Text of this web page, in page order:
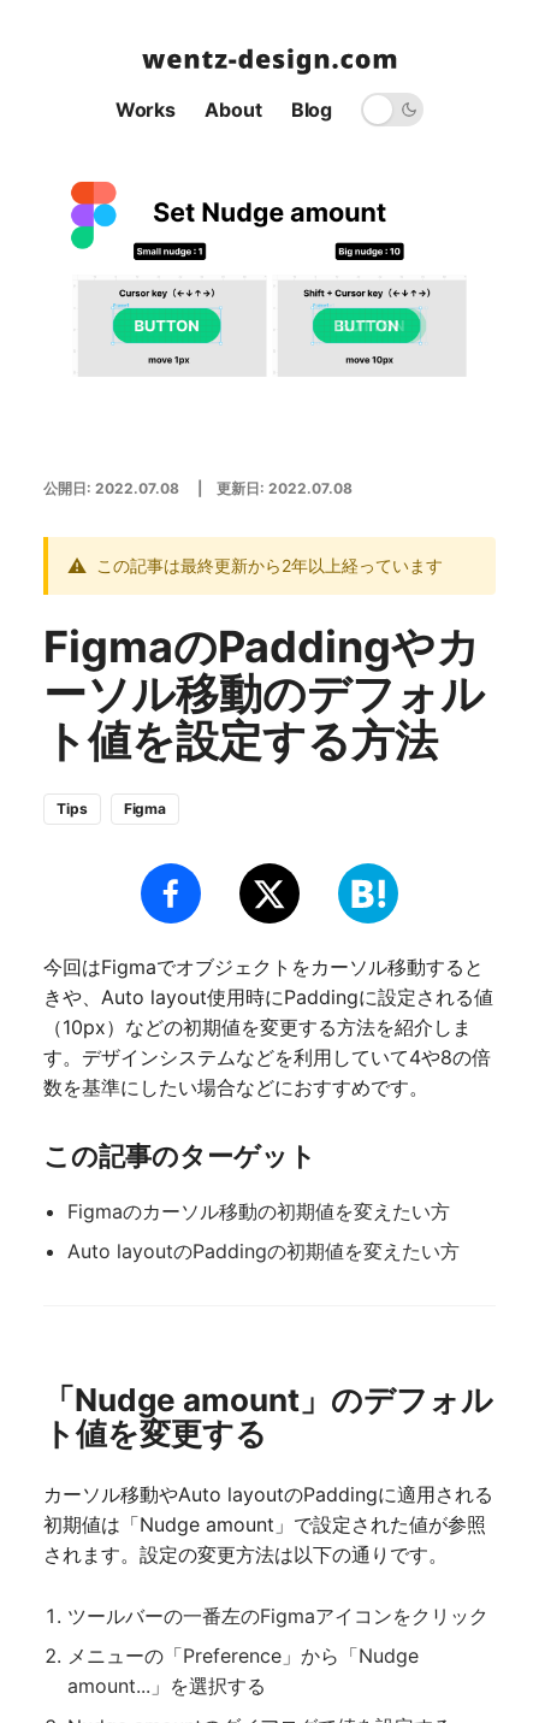
Works About Blog
公開日: 2022.07.08 | 更新日: 2022.07.08
この記事は最終更新から2年以上経っています
FigmaのPaddingやカ
ーソル移動のデフォル
ト値を設定する方法
Tips Figma
今回はFigmaでオブジェクトをカーソル移動すると
きや、Auto layout使用時にPaddingに設定される値
（10px）などの初期値を変更する方法を紹介しま
す。デザインシステムなどを利用していて4や8の倍
数を基準にしたい場合などにおすすめです。
この記事のターゲット
Figmaのカーソル移動の初期値を変えたい方
Auto layoutのPaddingの初期値を変えたい方
「Nudge amount」のデフォル
ト値を変更する
カーソル移動やAuto layoutのPaddingに適用される
初期値は「Nudge amount」で設定された値が参照
されます。設定の変更方法は以下の通りです。
ツールバーの一番左のFigmaアイコンをクリック
メニューの「Preference」から「Nudge
amount...」を選択する